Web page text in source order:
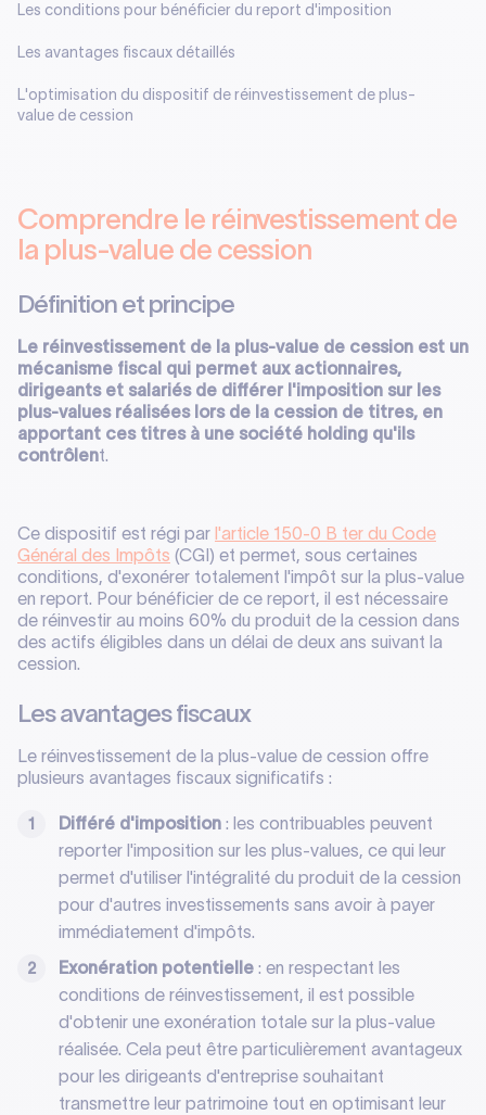
Les conditions pour bénéficier du report d'imposition
Les avantages fiscaux détaillés
L'optimisation du dispositif de réinvestissement de plus-
value de cession
Comprendre le réinvestissement de
la plus-value de cession
Définition et principe
Le réinvestissement de la plus-value de cession est un
mécanisme fiscal qui permet aux actionnaires,
dirigeants et salariés de différer l'imposition sur les
plus-values réalisées lors de la cession de titres, en
apportant ces titres à une société holding qu'ils
contrôlent.
Ce dispositif est régi par l'article 150-0 B ter du Code
Général des Impôts (CGI) et permet, sous certaines
conditions, d'exonérer totalement l'impôt sur la plus-value
en report. Pour bénéficier de ce report, il est nécessaire
de réinvestir au moins 60% du produit de la cession dans
des actifs éligibles dans un délai de deux ans suivant la
cession.
Les avantages fiscaux
Le réinvestissement de la plus-value de cession offre
plusieurs avantages fiscaux significatifs :
Différé d'imposition : les contribuables peuvent
reporter l'imposition sur les plus-values, ce qui leur
permet d'utiliser l'intégralité du produit de la cession
pour d'autres investissements sans avoir à payer
immédiatement d'impôts.
Exonération potentielle : en respectant les
conditions de réinvestissement, il est possible
d'obtenir une exonération totale sur la plus-value
réalisée. Cela peut être particulièrement avantageux
pour les dirigeants d'entreprise souhaitant
transmettre leur patrimoine tout en optimisant leur